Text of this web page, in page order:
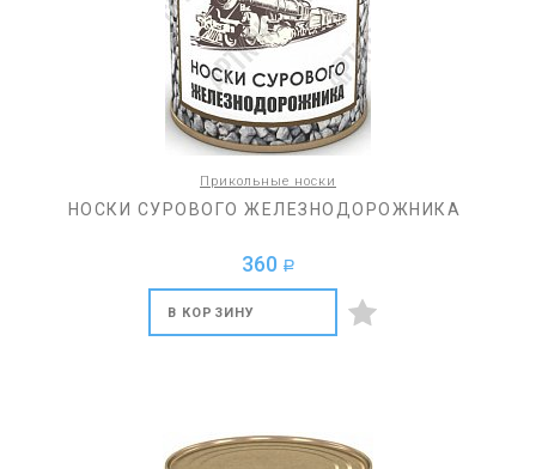
Прикольные носки
НОСКИ СУРОВОГО ЖЕЛЕЗНОДОРОЖНИКА
360 a
В КОРЗИНУ